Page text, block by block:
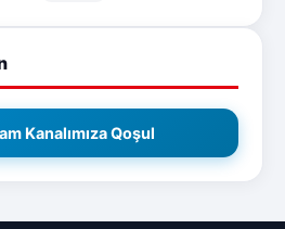
Kanalımıza Qoşul